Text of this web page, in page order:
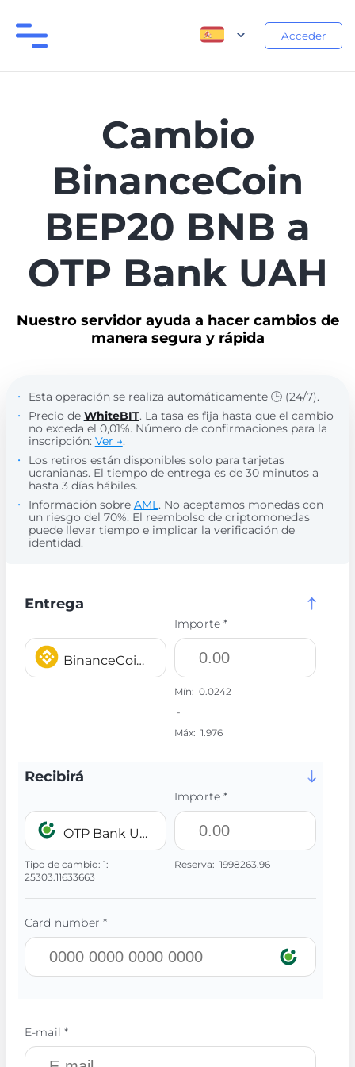
Acceder
Cambio
BinanceCoin
BEP20 BNB a
OTP Bank UAH
Nuestro servidor ayuda a hacer cambios de
manera segura y rápida
Esta operación se realiza automáticamente 🕒 (24/7).
Precio de WhiteBIT. La tasa es fija hasta que el cambio
no exceda el 0,01%. Número de confirmaciones para la
inscripción: Ver →.
Los retiros están disponibles solo para tarjetas
ucranianas. El tiempo de entrega es de 30 minutos a
hasta 3 días hábiles.
Información sobre AML. No aceptamos monedas con
un riesgo del 70%. El reembolso de criptomonedas
puede llevar tiempo e implicar la verificación de
identidad.
Entrega
BinanceCoin BEP20 BNB
Importe *
Mín: 0.0242
-
Máx: 1.976
Recibirá
OTP Bank UAH
Tipo de cambio: 1:
25303.11633663
Importe *
Reserva: 1998263.96
Card number *
E-mail *